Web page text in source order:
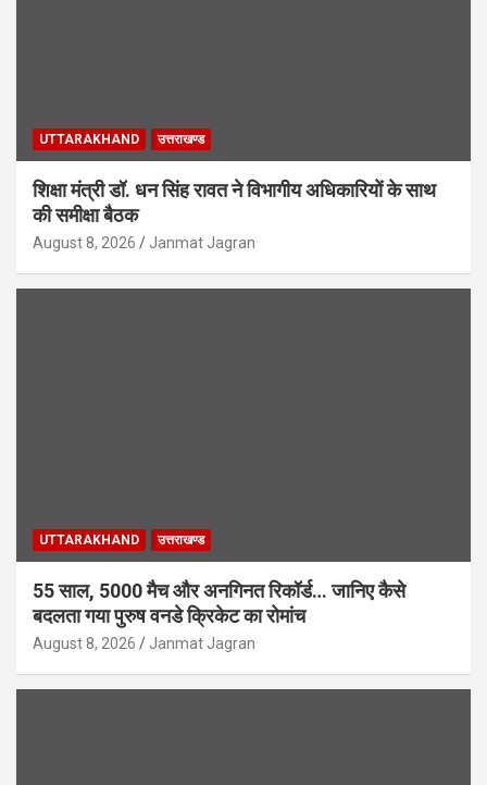
UTTARAKHAND उत्तराखण्ड
शिक्षा मंत्री डॉ. धन सिंह रावत ने विभागीय अधिकारियों के साथ
की समीक्षा बैठक
August 8, 2026 Janmat Jagran
UTTARAKHAND उत्तराखण्ड
55 साल, 5000 मैच और अनगिनत रिकॉर्ड… जानिए कैसे
बदलता गया पुरुष वनडे क्रिकेट का रोमांच
August 8, 2026 Janmat Jagran